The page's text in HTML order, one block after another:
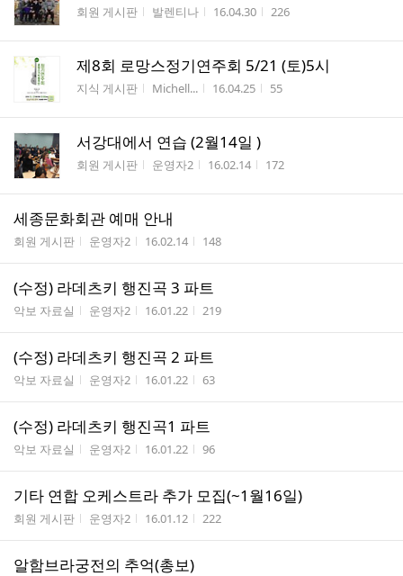
게시판명
회원 게시판 작성자
발렌티나 작성시간
16.04.30 조회수
226
제8회 로망스정기연주회 5/21 (토)5시
게시판명
지식 게시판 작성자
Michell... 작성시간
16.04.25 조회수
55
서강대에서 연습 (2월14일 )
게시판명
회원 게시판 작성자
운영자2 작성시간
16.02.14 조회수
172
세종문화회관 예매 안내
게시판명
회원 게시판 작성자
운영자2 작성시간
16.02.14 조회수
148
(수정) 라데츠키 행진곡 3 파트
게시판명
악보 자료실 작성자
운영자2 작성시간
16.01.22 조회수
219
(수정) 라데츠키 행진곡 2 파트
게시판명
악보 자료실 작성자
운영자2 작성시간
16.01.22 조회수
63
(수정) 라데츠키 행진곡1 파트
게시판명
악보 자료실 작성자
운영자2 작성시간
16.01.22 조회수
96
기타 연합 오케스트라 추가 모집(~1월16일)
게시판명
회원 게시판 작성자
운영자2 작성시간
16.01.12 조회수
222
알함브라궁전의 추억(총보)